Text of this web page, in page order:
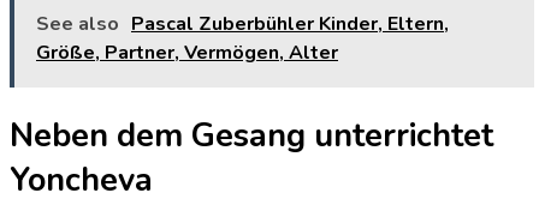
See also Pascal Zuberbühler Kinder, Eltern,
Größe, Partner, Vermögen, Alter
Neben dem Gesang unterrichtet
Yoncheva